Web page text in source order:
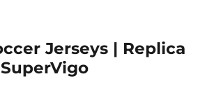
Jerseys | Replica